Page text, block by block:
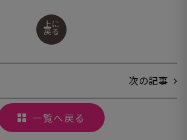
ます。ぜひ、ご覧ください！ごほうび旅「奈良
県奈良市 その１」はこちらごほうび旅「奈
上に
戻る
次の記事
一覧へ戻る